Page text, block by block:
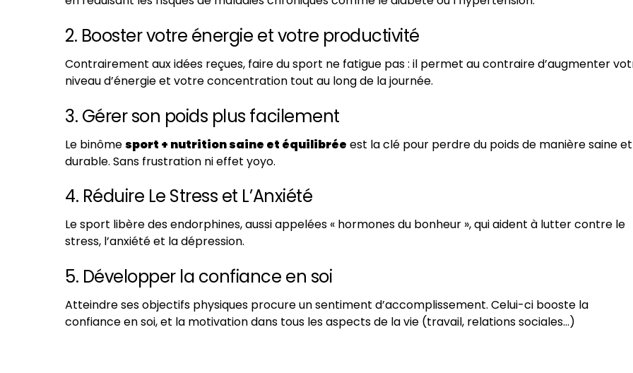
2. Booster votre énergie et votre productivité
Contrairement aux idées reçues, faire du sport ne fatigue pas : il permet au contraire d’augmenter
niveau d’énergie et votre concentration tout au long de la journée.
3. Gérer son poids plus facilement
Le binômesport + nutrition saine et équilibrée est la clé pour perdre du poids de manière saine et
durable. Sans frustration ni effet yoyo.
4. Réduire Le Stress et L’Anxiété
Le sport libère des endorphines, aussi appelées « hormones du bonheur », qui aident à lutter contre le
stress, l’anxiété et la dépression.
5. Développer la confiance en soi
Atteindre ses objectifs physiques procure un sentiment d’accomplissement. Celui-ci booste la
confiance en soi, et la motivation dans tous les aspects de la vie (travail, relations sociales…)